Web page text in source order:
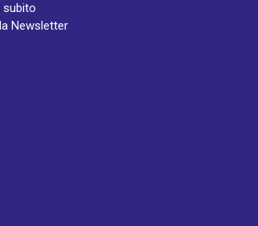
subito
Newsletter